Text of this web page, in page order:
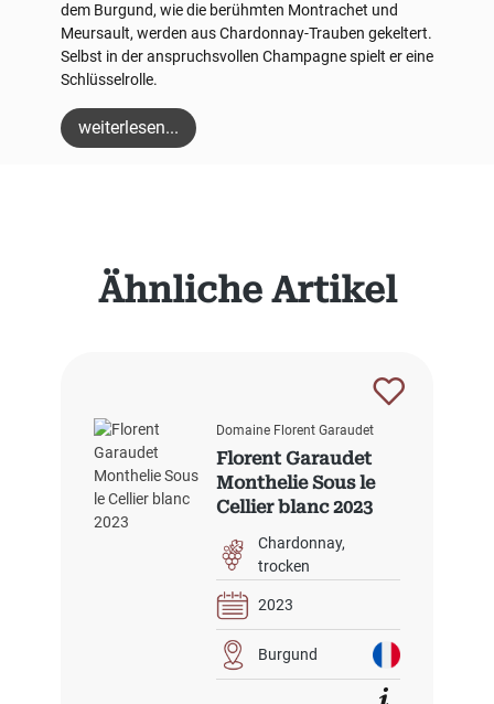
Produktgalerie überspringen
Ähnliche Artikel
Domaine Florent Garaudet
Florent Garaudet
Monthelie Sous le
Cellier blanc 2023
Chardonnay
trocken
2023
Burgund
dem Burgund, wie die berühmten Montrachet und
Meursault, werden aus Chardonnay-Trauben gekeltert.
Selbst in der anspruchsvollen Champagne spielt er eine
Schlüsselrolle.
weiterlesen...